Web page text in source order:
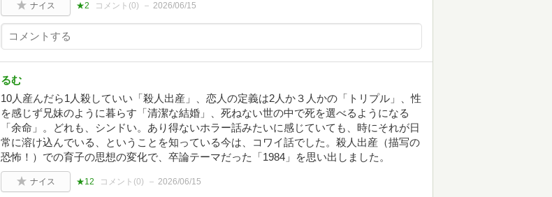
ナイス ★2 コメント(0) 2026/06/15
るむ
10人産んだら1人殺していい「殺人出産」、恋人の定義は2人か３人かの「トリプル」、性
を感じず兄妹のように暮らす「清潔な結婚」、死ねない世の中で死を選べるようになる
「余命」。どれも、シンドい。あり得ないホラー話みたいに感じていても、時にそれが日
常に溶け込んでいる、ということを知っている今は、コワイ話でした。殺人出産（描写の
恐怖！）での育子の思想の変化で、卒論テーマだった「1984」を思い出しました。
ナイス ★12 コメント(0) 2026/06/15